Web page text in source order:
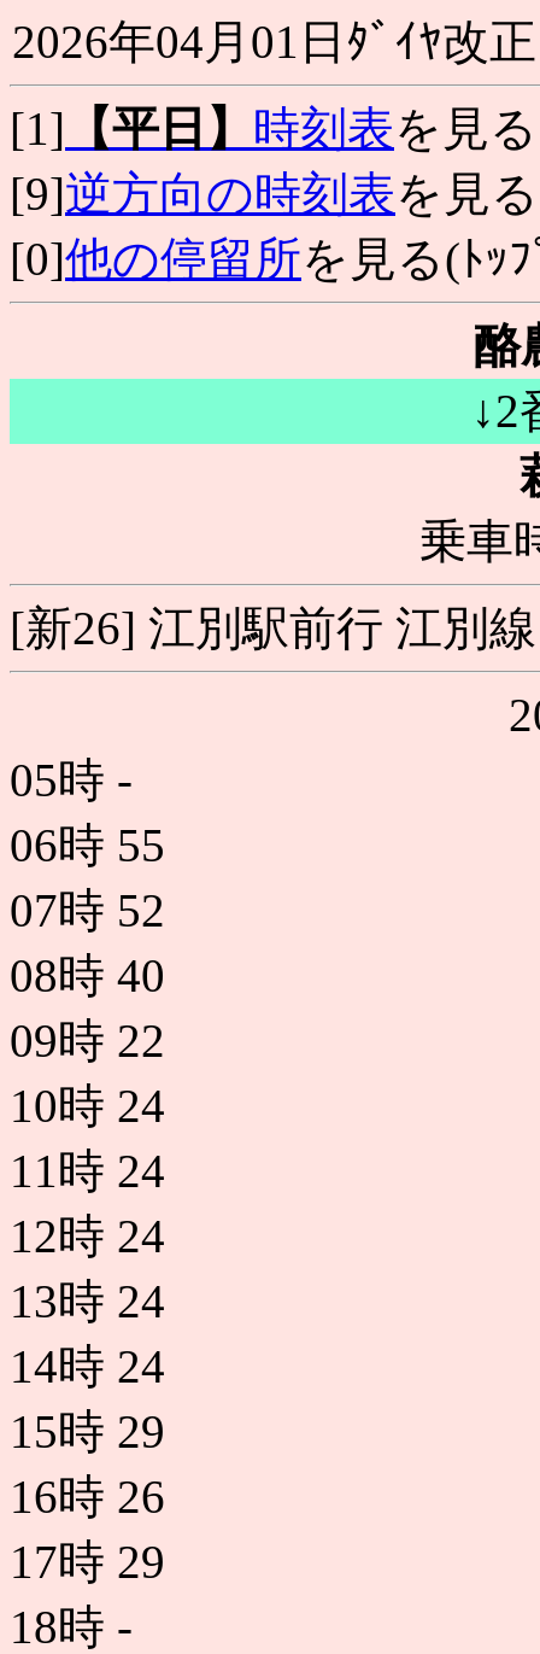
2026年04月01日ﾀﾞｲﾔ改正
[1] 【平日】 時刻表を見る
[9]逆方向の時刻表を見る
[0]他の停留所を見る(ﾄｯ
酪
↓2
乗車
[新26] 江別駅前行 江別線
05時 -
06時 55
07時 52
08時 40
09時 22
10時 24
11時 24
12時 24
13時 24
14時 24
15時 29
16時 26
17時 29
18時 -